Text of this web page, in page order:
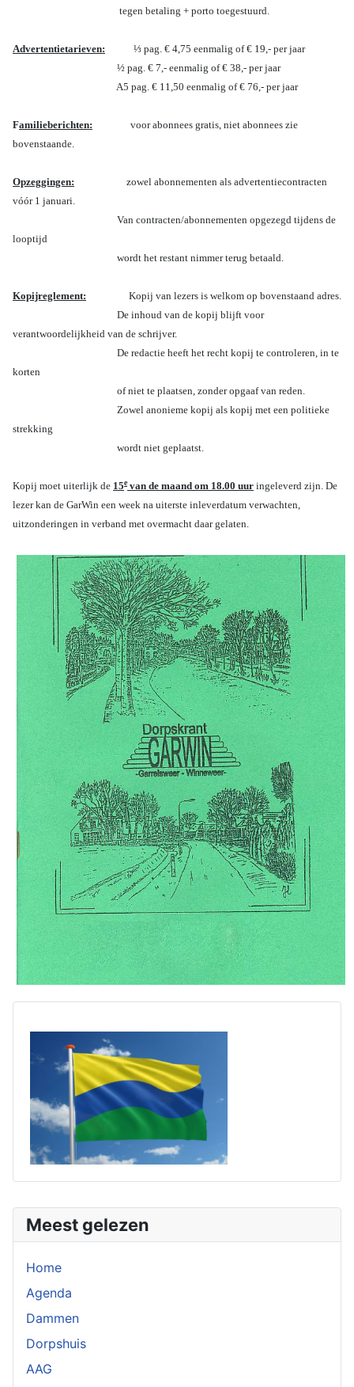
Meest gelezen
Home
Agenda
Dammen
Dorpshuis
AAG
tegen betaling + porto toegestuurd.
Advertentietarieven: ⅓ pag. € 4,75 eenmalig of € 19,- per jaar
½ pag. € 7,- eenmalig of € 38,- per jaar
A5 pag. € 11,50 eenmalig of € 76,- per jaar
Familieberichten:
voor abonnees gratis, niet abonnees zie
bovenstaande.
Opzeggingen:
zowel abonnementen als advertentiecontracten
vóór 1 januari.
Van contracten/abonnementen opgezegd tijdens de
looptijd
wordt het restant nimmer terug betaald.
Kopijreglement:
Kopij van lezers is welkom op bovenstaand adres.
De inhoud van de kopij blijft voor
verantwoordelijkheid van de schrijver.
De redactie heeft het recht kopij te controleren, in te
korten
ofniet te plaatsen, zonder opgaaf van reden.
Zowel anonieme kopij als kopij met een politieke
strekking
wordt niet geplaatst.
Kopij moet uiterlijk de 15evan de maand om 18.00 uur ingeleverd zijn. De
lezer kan de GarWin een week na uiterste inleverdatum verwachten,
uitzonderingen in verband met overmacht daar gelaten.